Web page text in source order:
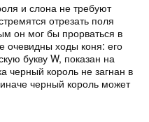
и слона не требуют
отрезать поля
он мог бы прорваться в
ходы коня: его
букву W, показан на
черный король не загнан в
черный король может